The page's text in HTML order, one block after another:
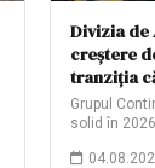
Divizia de
creștere
tranziția
Grupul
solid în